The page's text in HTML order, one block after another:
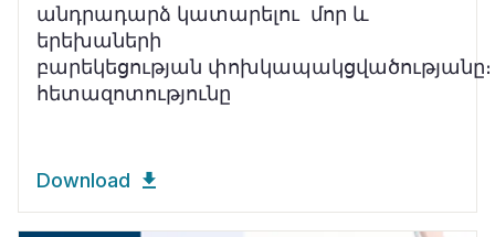
անդրադարձ կատարելու մոր և
երեխաների
բարեկեցության փոխկապակցվածությանը։
հետազոտությունը
Download